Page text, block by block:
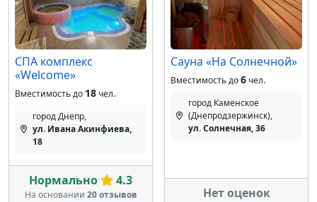
СПА комплекс
«Welcome»
Вместимость до 18чел.
город Днепр,
ул. Ивана Акинфиева,
18
Нормально 4.3
На основании 20 отзывов
Сауна «На Солнечной»
Вместимость до6чел.
город Каменское
(Днепродзержинск),
ул. Солнечная, 36
Нет оценок